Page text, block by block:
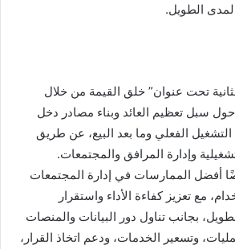
الطويل.
تحت عنوان” خلق القيمة من خلال
سبل تعظيم العائد وبناء مصادر دخل
الفعلي وما بعد البيع، عن طريق
وإدارة المرافق والمجتمعات.
أفضل الممارسات في إدارة المجتمعات
مع تعزيز كفاءة الأداء واستقرار
بجانب تناول دور البيانات والمنصات
وتسعير الخدمات، ودعم اتخاذ القرار،